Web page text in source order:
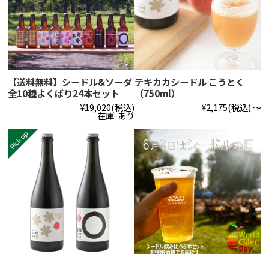
【送料無料】シードル&ソーダ
全10種よくばり24本セット
¥19,020(税込)
在庫 あり
テキカカシードル こうとく
（750ml）
¥2,175(税込)～